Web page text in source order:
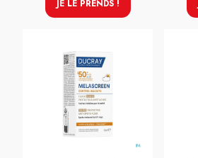
JE LE PRENDS !